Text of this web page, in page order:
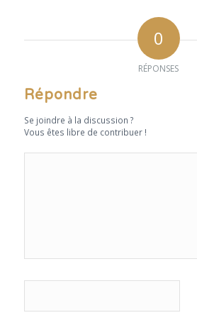
0
RÉPONSES
Répondre
Se joindre à la discussion ?
Vous êtes libre de contribuer !